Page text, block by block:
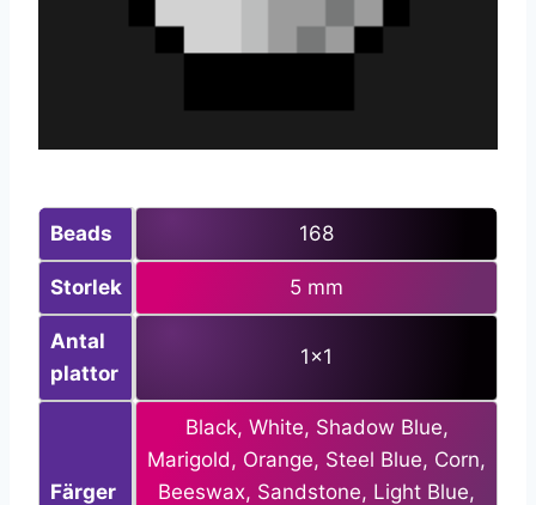
Beads 168
Storlek 5 mm
Antal
plattor
1×1
Färger
Black, White, Shadow Blue,
Marigold, Orange, Steel Blue, Corn,
Beeswax, Sandstone, Light Blue,